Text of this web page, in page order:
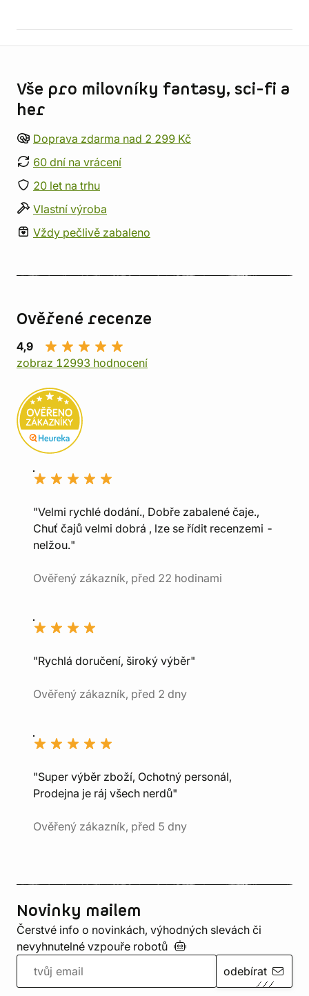
Vše pro milovníky fantasy, sci-fi a
her
Doprava zdarma nad 2 299 Kč
60 dní na vrácení
20 let na trhu
Vlastní výroba
Vždy pečlivě zabaleno
Ověřené recenze
4,9
zobraz 12993 hodnocení
"Velmi rychlé dodání., Dobře zabalené čaje.,
Chuť čajů velmi dobrá , lze se řídit recenzemi -
nelžou."
Ověřený zákazník, před 22 hodinami
"Rychlá doručení, široký výběr"
Ověřený zákazník, před 2 dny
"Super výběr zboží, Ochotný personál,
Prodejna je ráj všech nerdů"
Ověřený zákazník, před 5 dny
Novinky mailem
Čerstvé info o novinkách, výhodných slevách či
nevyhnutelné vzpouře robotů
odebírat